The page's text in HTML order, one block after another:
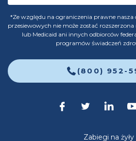
*Ze względu na ograniczenia prawne nasza
przesiewowych nie może zostać
lub Medicaid ani innych odbiorców
programów świadczeń
(800) 952-
Zabiegi na żyły